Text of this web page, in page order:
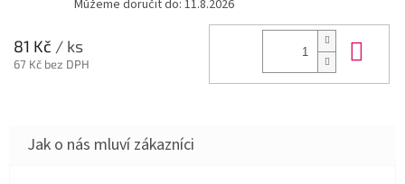
Můžeme doručit do: 11.8.2026
81 Kč / ks
67 Kč bez DPH